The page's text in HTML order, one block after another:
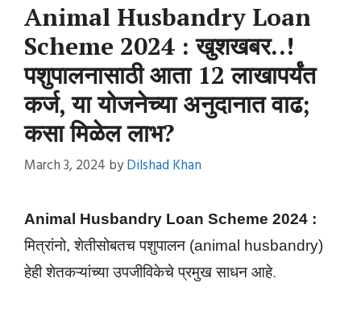
Animal Husbandry Loan
Scheme 2024 : खुशखबर..!
पशुपालनासाठी आता 12 लाखापर्यंत
कर्ज, या योजनेच्या अनुदानात वाढ;
कसा मिळेल लाभ?
March 3, 2024byDilshad Khan
Animal Husbandry Loan Scheme 2024 :
मित्रांनो, शेतीसोबतच पशुपालन (animal husbandry)
हेही शेतकऱ्यांच्या उपजीविकेचे प्रमुख साधन आहे.